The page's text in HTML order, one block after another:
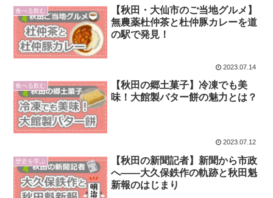
食べる飲む
【秋田・大仙市のご当地グルメ】
無農薬杜仲茶と杜仲豚カレーを道
の駅で発見！
2023.07.14
食べる飲む
【秋田の郷土菓子】冷凍でも美
味！大館製バター餅の魅力とは？
2023.07.12
歴史を学ぶ
【秋田の新聞記者】新聞から市政
へ――大久保鉄作の軌跡と秋田魁
新報のはじまり